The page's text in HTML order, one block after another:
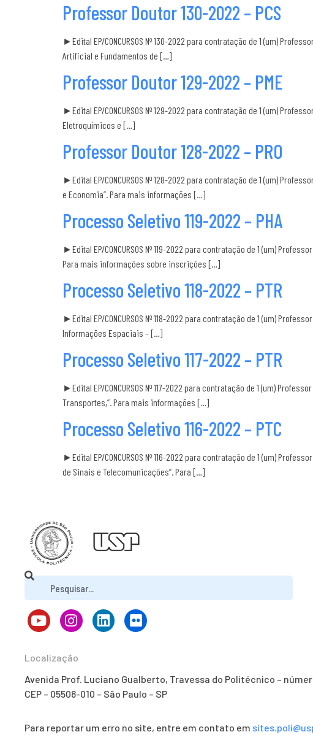
Professor Doutor 130-2022 – PCS
►Edital EP/CONCURSOS Nº 130-2022 para contratação de 1 (um)
Artificial e Fundamentos de […]
Professor Doutor 129-2022 – PME
►Edital EP/CONCURSOS Nº 129-2022 para contratação de 1 (um)
Eletroquímicos e […]
Professor Doutor 128-2022 – PRO
►Edital EP/CONCURSOS Nº 128-2022 para contratação de 1 (um)
e Economia”. Para mais informações […]
Processo Seletivo 119-2022 – PHA
►Edital EP/CONCURSOS Nº 119-2022 para contratação de 1 (um)
Para mais informações sobre inscrições […]
Processo Seletivo 118-2022 – PTR
►Edital EP/CONCURSOS Nº 118-2022 para contratação de 1 (um)
Informações Espaciais – […]
Processo Seletivo 117-2022 – PTR
►Edital EP/CONCURSOS Nº 117-2022 para contratação de 1 (um)
Transportes,”. Para mais informações […]
Processo Seletivo 116-2022 – PTC
►Edital EP/CONCURSOS Nº 116-2022 para contratação de 1 (um)
de Sinais e Telecomunicações”. Para […]
Localização
Avenida Prof. Luciano Gualberto, Travessa do Politécnico –
CEP – 05508-010 – São Paulo – SP
Para reportar um erro no site, entre em contato em